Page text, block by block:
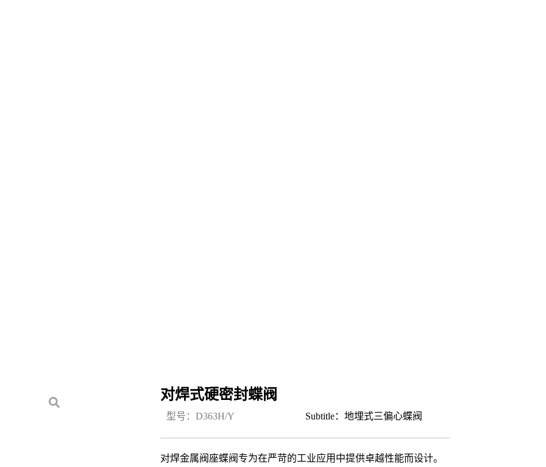
对焊式硬密封蝶阀
型号：D363H/Y Subtitle：地埋式三偏心蝶阀
对焊金属阀座蝶阀专为在严苛的工业应用中提供卓越性能而设计。